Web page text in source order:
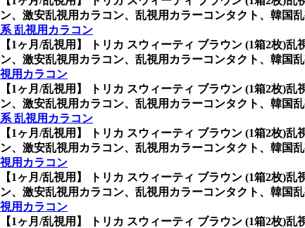
ン、激安乱視用カラコン、乱視用カラーコンタクト、韓国
系 乱視用カラコン
【1ヶ月/乱視用】 トリカ スウィーティ ブラウン (1箱2枚)乱
ン、激安乱視用カラコン、乱視用カラーコンタクト、韓国
視用カラコン
【1ヶ月/乱視用】 トリカ スウィーティ ブラウン (1箱2枚)乱
ン、激安乱視用カラコン、乱視用カラーコンタクト、韓国
系 乱視用カラコン
【1ヶ月/乱視用】 トリカ スウィーティ ブラウン (1箱2枚)乱
ン、激安乱視用カラコン、乱視用カラーコンタクト、韓国
視用カラコン
【1ヶ月/乱視用】 トリカ スウィーティ ブラウン (1箱2枚)乱
ン、激安乱視用カラコン、乱視用カラーコンタクト、韓国
視用カラコン
【1ヶ月/乱視用】 トリカ スウィーティ ブラウン (1箱2枚)乱